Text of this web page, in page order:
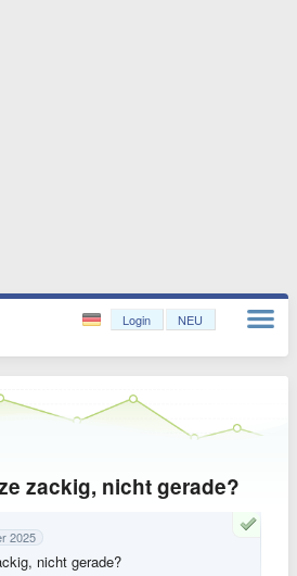
Login NEU
zackig, nicht gerade?
2025
nicht gerade?